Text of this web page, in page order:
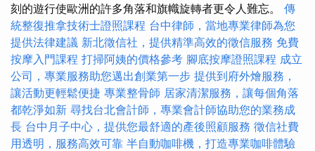
刻的遊行使歐洲的許多角落和旗幟旋轉者更令人難忘。 傳
統整復推拿技術士證照課程 台中律師，當地專業律師為您
提供法律建議 新北徵信社，提供精準高效的徵信服務 免費
按摩入門課程 打掃阿姨的價格參考 腳底按摩證照課程 成立
公司，專業服務助您邁出創業第一步 提供到府外燴服務，
讓活動更輕鬆便捷 專業整骨師 居家清潔服務，讓每個角落
都乾淨如新 尋找台北會計師，專業會計師協助您的業務成
長 台中月子中心，提供您最舒適的產後照顧服務 徵信社費
用透明，服務高效可靠 半自動咖啡機，打造專業咖啡體驗